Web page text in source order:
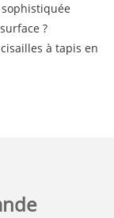
?
à tapis en